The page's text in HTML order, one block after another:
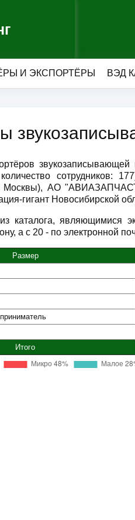
И ЭКСПОРТЁРЫ ВЭД
количество
Москвы), АО
гигант Новосибирской
каталога, являющимися
а с 20 - по электронной
Размер
Итого